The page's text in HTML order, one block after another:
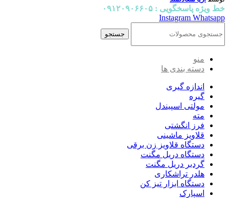
خط ویژه پاسخگویی : ۰۹۱۲۰۹۰۶۶۰۵
Instagram Whatsapp
جستجو
منو
دسته بندی ها
اندازه گیری
گیره
مولتی اسپیندل
مته
فرز انگشتی
قلاویز ماشینی
دستگاه قلاویز زن برقی
دستگاه دریل مگنت
گردبر دریل مگنت
هلدر تراشکاری
دستگاه ابزار تیز کن
اسپارک